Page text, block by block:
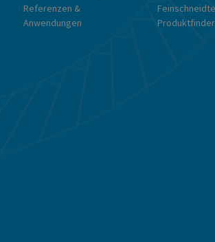
Referenzen &
Anwendungen
Produktfinder